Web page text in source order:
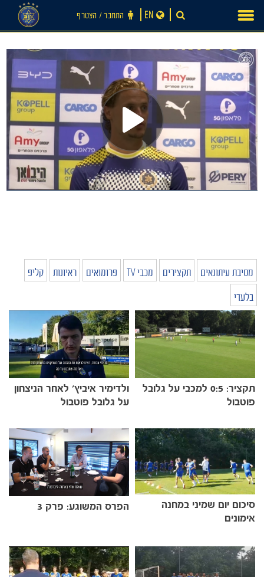
content
התחבר ‪/‬ הצטרף EN
מסיבת עיתונאים תקצירים מכבי TV פרומואים ראיונות
קליפ
בלעדי
תקציר: 0:5 למכבי על גלובל
פוטבול
ולדימיר איביץ' לאחר הניצחון
על גלובל פוטבול
סיכום יום שמיני במחנה
אימונים
הפרס המשוגע: פרק 3